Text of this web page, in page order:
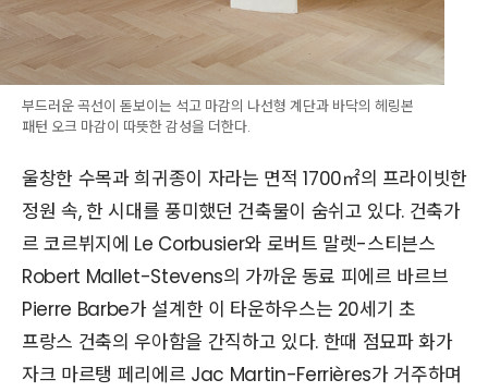
부드러운 곡선이 돋보이는 석고 마감의 나선형 계단과 바닥의 헤링본
패턴 오크 마감이 따뜻한 감성을 더한다.
울창한 수목과 희귀종이 자라는 면적 1700㎡의 프라이빗한
정원 속, 한 시대를 풍미했던 건축물이 숨쉬고 있다. 건축가
르 코르뷔지에 Le Corbusier와 로버트 말렛-스티븐스
Robert Mallet-Stevens의 가까운 동료 피에르 바르브
Pierre Barbe가 설계한 이 타운하우스는 20세기 초
프랑스 건축의 우아함을 간직하고 있다. 한때 점묘파 화가
자크 마르탱 페리에르 Jac Martin-Ferrières가 거주하며